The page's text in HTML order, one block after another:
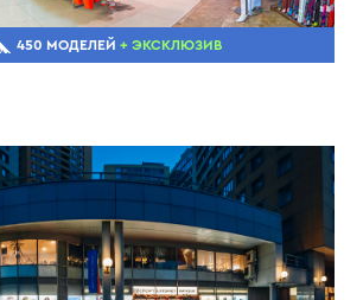
450 МОДЕЛЕЙ + ЭКСКЛЮЗИВ